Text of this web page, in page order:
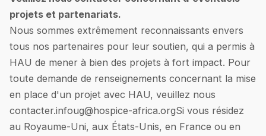
projets et partenariats.
Nous sommes extrêmement reconnaissants envers
tous nos partenaires pour leur soutien, qui a permis à
HAU de mener à bien des projets à fort impact. Pour
toute demande de renseignements concernant la mise
en place d'un projet avec HAU, veuillez nous
contacter.infoug@hospice-africa.orgSi vous résidez
au Royaume-Uni, aux États-Unis, en France ou en